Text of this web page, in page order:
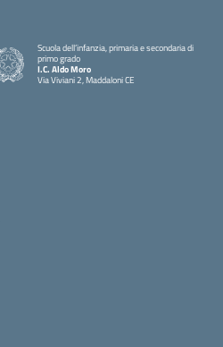
Scuola dell’infanzia, primaria e secondaria di
primo grado
I.C. Aldo Moro
Via Viviani 2, Maddaloni CE